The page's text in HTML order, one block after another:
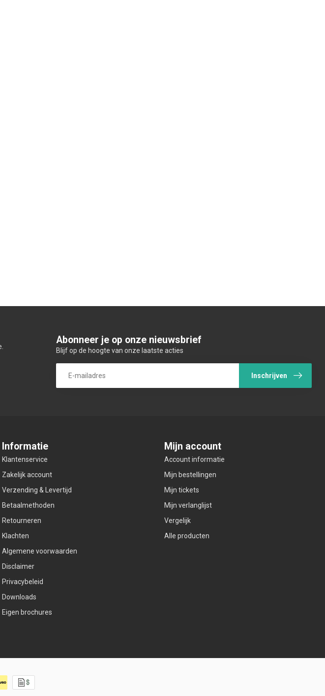
Abonneer je op onze nieuwsbrief
Blijf op de hoogte van onze laatste acties
Inschrijven
Informatie
Klantenservice
Zakelijk account
Verzending & Levertijd
Betaalmethoden
Retourneren
Klachten
Algemene voorwaarden
Disclaimer
Privacybeleid
Downloads
Eigen brochures
Mijn account
Account informatie
Mijn bestellingen
Mijn tickets
Mijn verlanglijst
Vergelijk
Alle producten